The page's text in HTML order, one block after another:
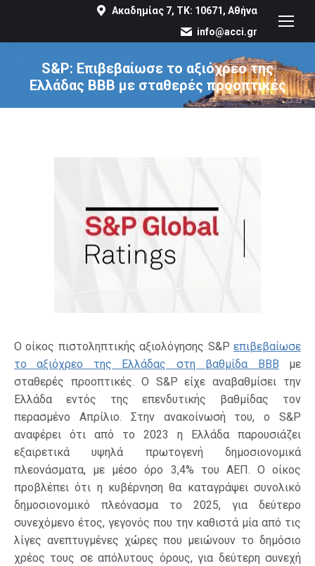
Ακαδημίας 7, ΤΚ: 10671, Αθήνα
info@acci.gr
S&P: Επιβεβαίωσε το αξιόχρεο της
Ελλάδας ΒΒΒ με σταθερές προοπτικές
You are here:
Ο οίκος πιστοληπτικής αξιολόγησης S&P επιβεβαίωσε
το αξιόχρεο της Ελλάδας στη βαθμίδα ΒΒΒ με
σταθερές προοπτικές. O S&P είχε αναβαθμίσει την
Ελλάδα εντός της επενδυτικής βαθμίδας τον
περασμένο Απρίλιο. Στην ανακοίνωσή του, ο S&P
αναφέρει ότι από το 2023 η Ελλάδα παρουσιάζει
εξαιρετικά υψηλά πρωτογενή δημοσιονομικά
πλεονάσματα, με μέσο όρο 3,4% του ΑΕΠ. Ο οίκος
προβλέπει ότι η κυβέρνηση θα καταγράψει συνολικό
δημοσιονομικό πλεόνασμα το 2025, για δεύτερο
συνεχόμενο έτος, γεγονός που την καθιστά μία από τις
λίγες ανεπτυγμένες χώρες που μειώνουν το δημόσιο
χρέος τους σε απόλυτους όρους, για δεύτερη συνεχή